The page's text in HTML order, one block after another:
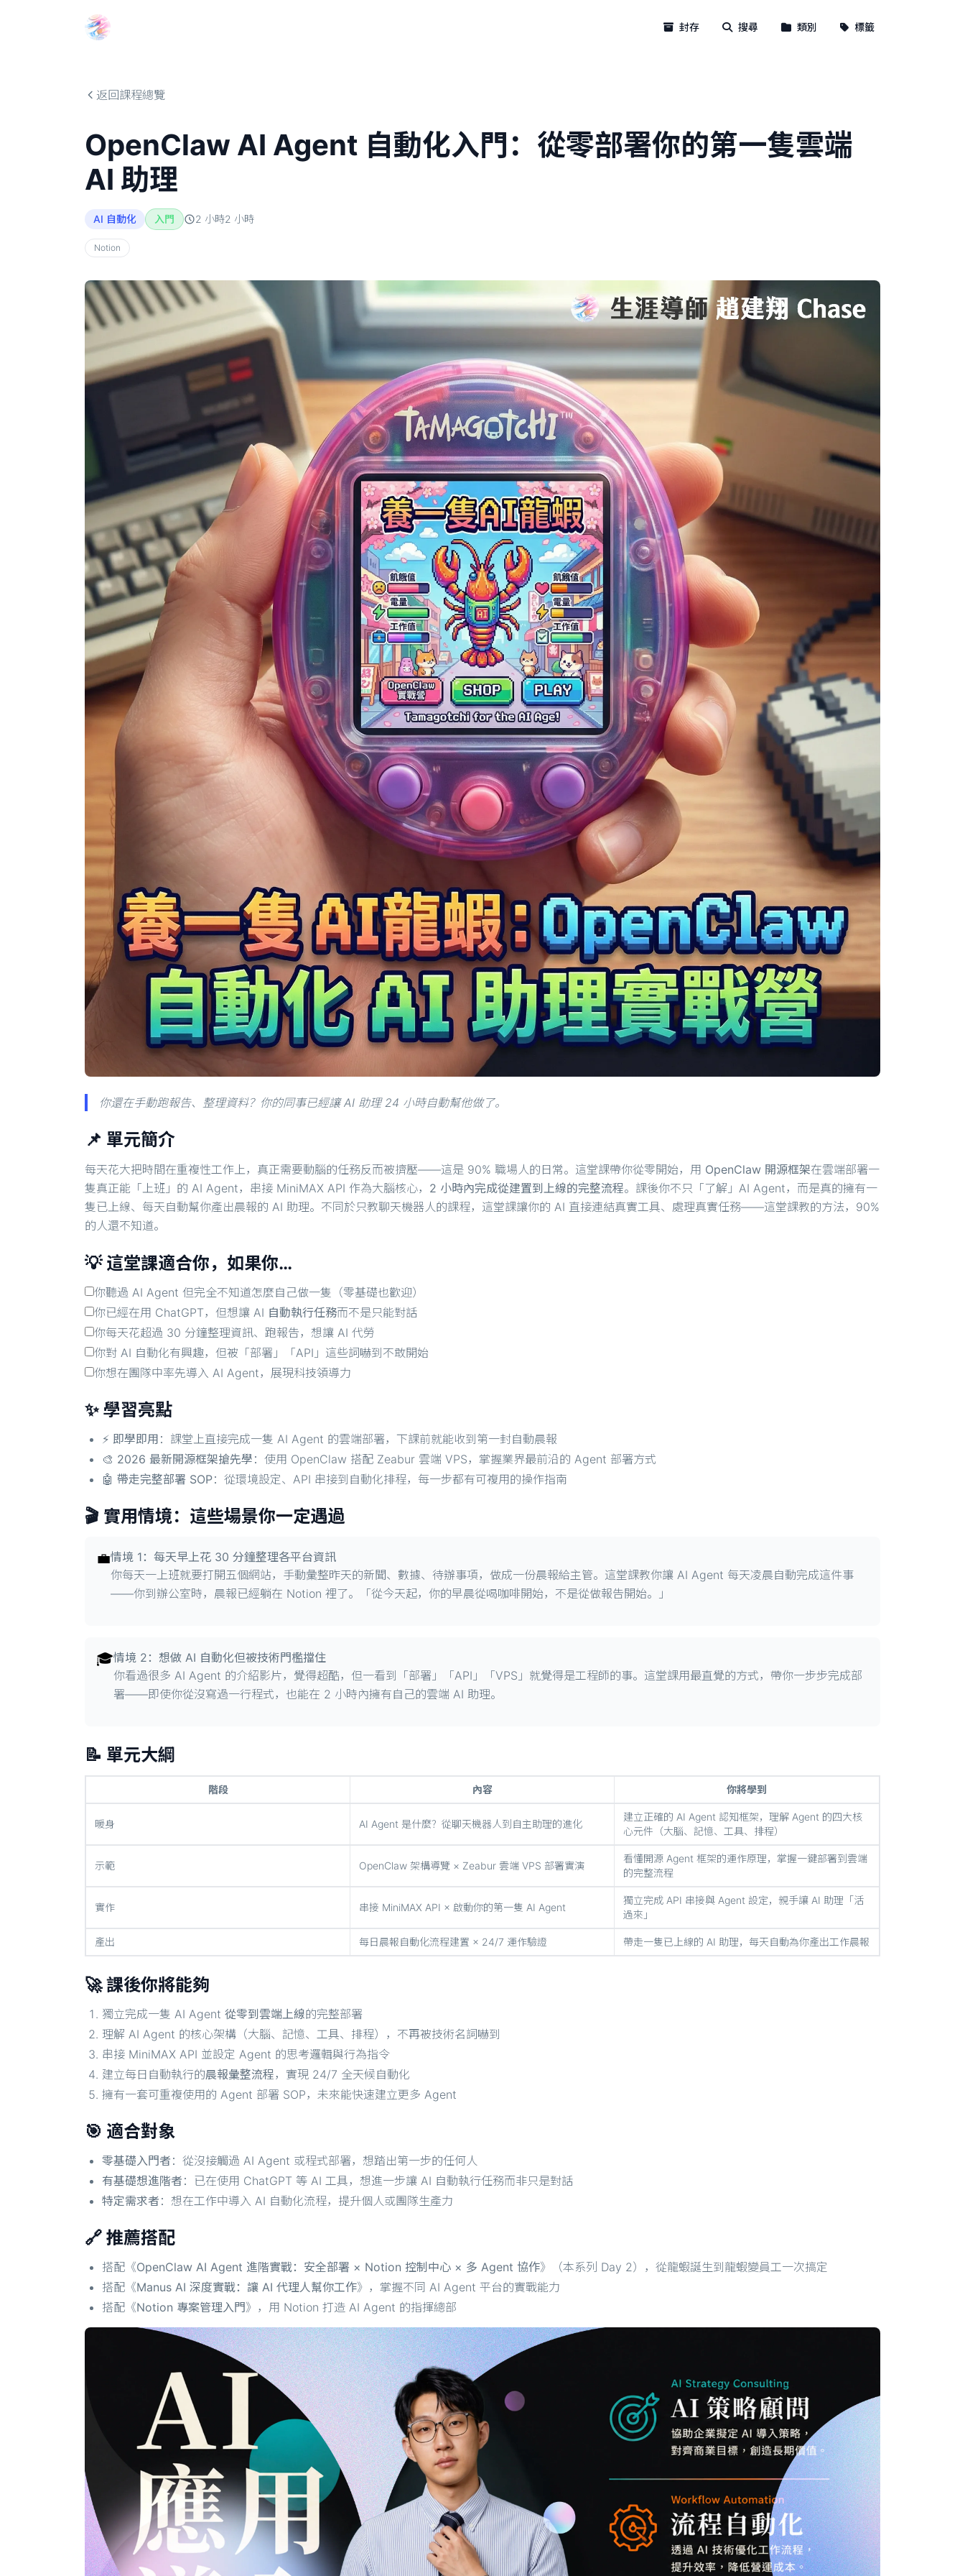
封存 搜尋 類別 標籤
返回課程總覽
OpenClaw AI Agent 自動化入門：從零部署你的第一隻雲端
AI 助理
AI 自動化 入門 2 小時2 小時
Notion
你還在手動跑報告、整理資料？你的同事已經讓 AI 助理 24 小時自動幫他做了。
📌 單元簡介
每天花大把時間在重複性工作上，真正需要動腦的任務反而被擠壓——這是 90% 職場人的日常。這堂課帶你從零開始，用 OpenClaw 開源框架在雲端部署一
隻真正能「上班」的 AI Agent，串接 MiniMAX API 作為大腦核心， 2 小時內完成從建置到上線的完整流程。課後你不只「了解」AI Agent，而是真的擁有一
隻已上線、每天自動幫你產出晨報的 AI 助理。不同於只教聊天機器人的課程，這堂課讓你的 AI 直接連結真實工具、處理真實任務——這堂課教的方法，90%
的人還不知道。
💡 這堂課適合你，如果你…
你聽過 AI Agent 但完全不知道怎麼自己做一隻（零基礎也歡迎）
你已經在用 ChatGPT，但想讓 AI 自動執行任務而不是只能對話
你每天花超過 30 分鐘整理資訊、跑報告，想讓 AI 代勞
你對 AI 自動化有興趣，但被「部署」「API」這些詞嚇到不敢開始
你想在團隊中率先導入 AI Agent，展現科技領導力
✨ 學習亮點
⚡ 即學即用 ：課堂上直接完成一隻 AI Agent 的雲端部署，下課前就能收到第一封自動晨報
🎨 2026 最新開源框架搶先學 ：使用 OpenClaw 搭配 Zeabur 雲端 VPS，掌握業界最前沿的 Agent 部署方式
🤖 帶走完整部署 SOP：從環境設定、API 串接到自動化排程，每一步都有可複用的操作指南
🎬 實用情境：這些場景你一定遇過
💼情境 1：每天早上花 30 分鐘整理各平台資訊
你每天一上班就要打開五個網站，手動彙整昨天的新聞、數據、待辦事項，做成一份晨報給主管。這堂課教你讓 AI Agent 每天凌晨自動完成這件事
——你到辦公室時，晨報已經躺在 Notion 裡了。「從今天起，你的早晨從喝咖啡開始，不是從做報告開始。」
🎓情境 2：想做 AI 自動化但被技術門檻擋住
你看過很多 AI Agent 的介紹影片，覺得超酷，但一看到「部署」「API」「VPS」就覺得是工程師的事。這堂課用最直覺的方式，帶你一步步完成部
署——即使你從沒寫過一行程式，也能在 2 小時內擁有自己的雲端 AI 助理。
📝 單元大綱
階段 內容 你將學到
暖身 AI Agent 是什麼？從聊天機器人到自主助理的進化
建立正確的 AI Agent 認知框架，理解 Agent 的四大核
心元件（大腦、記憶、工具、排程）
示範 OpenClaw 架構導覽 × Zeabur 雲端 VPS 部署實演
看懂開源 Agent 框架的運作原理，掌握一鍵部署到雲端
的完整流程
實作 串接 MiniMAX API × 啟動你的第一隻 AI Agent
獨立完成 API 串接與 Agent 設定，親手讓 AI 助理「活
過來」
產出 每日晨報自動化流程建置 × 24/7 運作驗證 帶走一隻已上線的 AI 助理，每天自動為你產出工作晨報
🚀 課後你將能夠
獨立完成一隻 AI Agent 從零到雲端上線的完整部署
理解 AI Agent 的核心架構（大腦、記憶、工具、排程），不再被技術名詞嚇到
串接 MiniMAX API 並設定 Agent 的思考邏輯與行為指令
建立每日自動執行的晨報彙整流程，實現 24/7 全天候自動化
擁有一套可重複使用的 Agent 部署 SOP，未來能快速建立更多 Agent
🎯 適合對象
零基礎入門者 ：從沒接觸過 AI Agent 或程式部署，想踏出第一步的任何人
有基礎想進階者 ：已在使用 ChatGPT 等 AI 工具，想進一步讓 AI 自動執行任務而非只是對話
特定需求者 ：想在工作中導入 AI 自動化流程，提升個人或團隊生產力
🔗 推薦搭配
搭配《OpenClaw AI Agent 進階實戰：安全部署 × Notion 控制中心 × 多 Agent 協作》（本系列 Day 2），從龍蝦誕生到龍蝦變員工一次搞定
搭配《Manus AI 深度實戰：讓 AI 代理人幫你工作》，掌握不同 AI Agent 平台的實戰能力
搭配《Notion 專案管理入門》，用 Notion 打造 AI Agent 的指揮總部